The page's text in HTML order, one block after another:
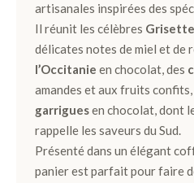
FÊT
E
DES
PÈR
ES >
artisanales inspirées des
Il réunit les célèbres
délicates notes de miel et de
l’Occitanie en chocolat, des
amandes et aux fruits confits,
garriguesen chocolat, dont
rappelle les saveurs du Sud.
Présenté dans un élégant
panier est parfait pour faire